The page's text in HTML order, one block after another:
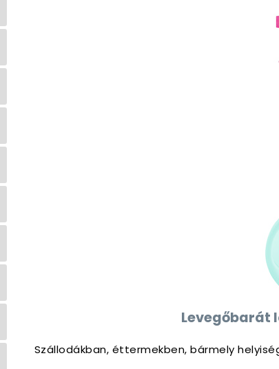
Levegőbarát
Szállodákban, éttermekben, bármely